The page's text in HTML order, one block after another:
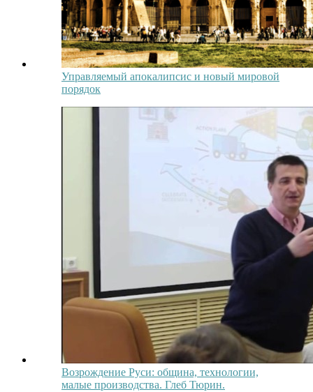
Управляемый апокалипсис и новый мировой
порядок
Возрождение Руси: община, технологии,
малые производства. Глеб Тюрин.